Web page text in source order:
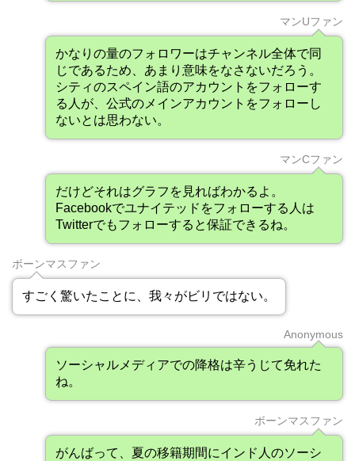
マンUファン
かなりの量のフォロワーはチャンネル全体で同
じであるため、あまり意味をなさないだろう。
シティのスペイン語のアカウントをフォローす
る人が、公式のメインアカウントをフォローし
ないとは思わない。
マンCファン
だけどそれはグラフを見ればわかるよ。
Facebookでユナイテッドをフォローする人は
Twitterでもフォローすると保証できるね。
ボーンマスファン
すごく驚いたことに、我々がビリではない。
Anonymous
ソーシャルメディアでの降格は辛うじて免れた
ね。
ボーンマスファン
がんばって、夏の移籍期間にインド人のソーシ